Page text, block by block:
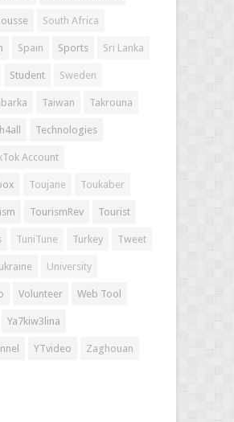
South Africa
Spain Sports Sri Lanka
Student Sweden
Taiwan Takrouna
Technologies
Account
Toujane Toukaber
TourismRev Tourist
TuniTune Turkey Tweet
ukraine University
Volunteer Web Tool
Ya7kiw3lina
YTvideo Zaghouan